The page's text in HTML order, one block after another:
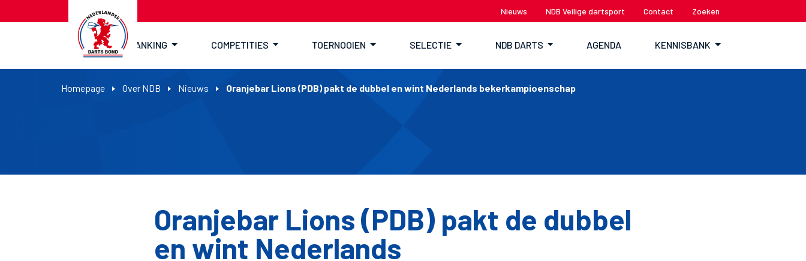
Nieuws NDB Veilige dartsport Contact Zoeken
RANKING COMPETITIES TOERNOOIEN SELECTIE NDB DARTS AGENDA KENNISBANK
Homepage Over NDB Nieuws Oranjebar Lions (PDB) pakt de dubbel en wint Nederlands bekerkampioenschap
Oranjebar Lions (PDB) pakt de dubbel
en wint Nederlands